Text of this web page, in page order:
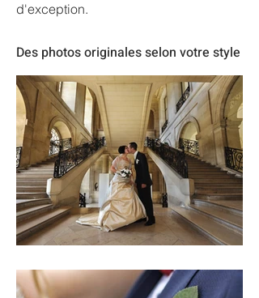
d'exception.
Des photos originales selon votre style